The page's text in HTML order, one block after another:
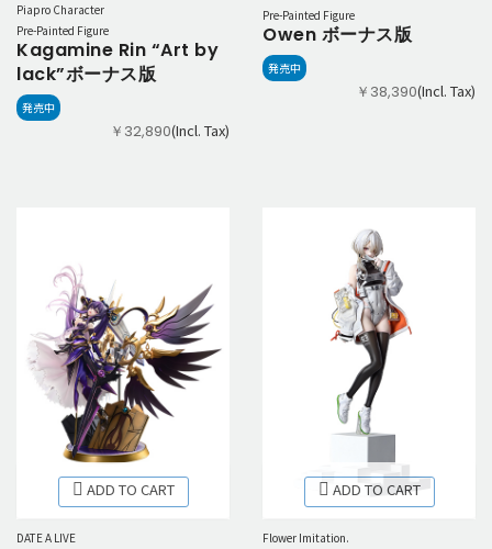
Piapro Character
Pre-Painted Figure
Kagamine Rin “Art by
lack”ボーナス版
発売中
￥32,890(Incl. Tax)
Pre-Painted Figure
Owen ボーナス版
発売中
￥38,390(Incl. Tax)
ADD TO CART
DATE A LIVE
ADD TO CART
Flower Imitation.